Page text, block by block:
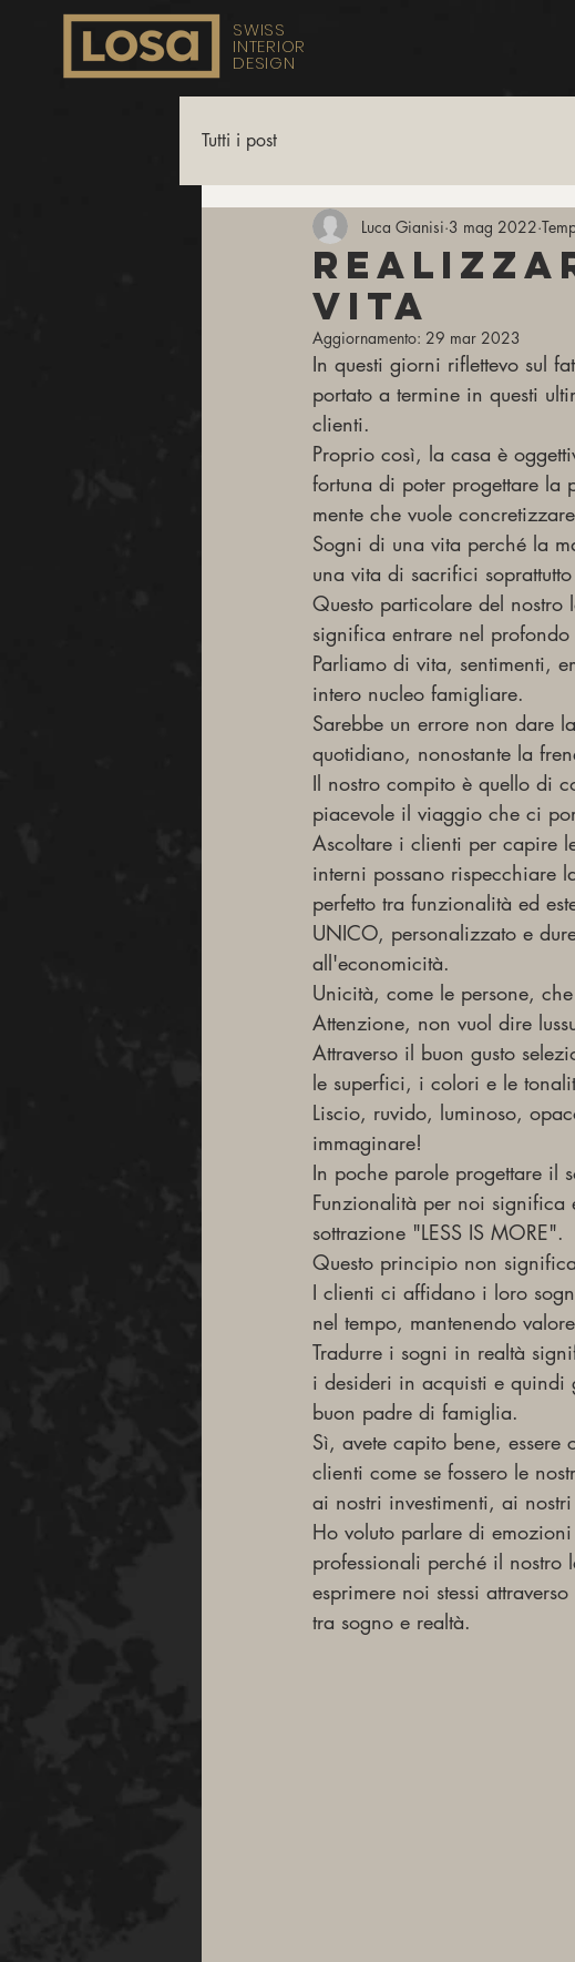
SWISS
INTERIOR
DESIGN
Tutti i post
vita
Luca Gianisi 3 mag 2022
Aggiornamento: 29 mar 2023
In questi giorni riflettevo sul
portato a termine in questi
clienti.
Proprio così, la casa è
fortuna di poter progettare la
mente che vuole
Sogni di una vita perché la
una vita di sacrifici
Questo particolare del nostro
significa entrare nel
Parliamo di vita, sentimenti,
intero nucleo famigliare.
Sarebbe un errore non dare
quotidiano, nonostante la
Il nostro compito è quello di
piacevole il viaggio che ci
Ascoltare i clienti per capire
interni possano rispecchiare
perfetto tra funzionalità ed
UNICO, personalizzato e
all'economicità.
Unicità, come le persone,
Attenzione, non vuol dire
Attraverso il buon gusto
le superfici, i colori e le
Liscio, ruvido, luminoso,
immaginare!
In poche parole progettare il
Funzionalità per noi
sottrazione "LESS IS MORE".
Questo principio non
I clienti ci affidano i loro
nel tempo, mantenendo
Tradurre i sogni in realtà
i desideri in acquisti e
buon padre di famiglia.
Sì, avete capito bene, essere
clienti come se fossero le
ai nostri investimenti, ai
Ho voluto parlare di
professionali perché il nostro
esprimere noi stessi
tra sogno e realtà.